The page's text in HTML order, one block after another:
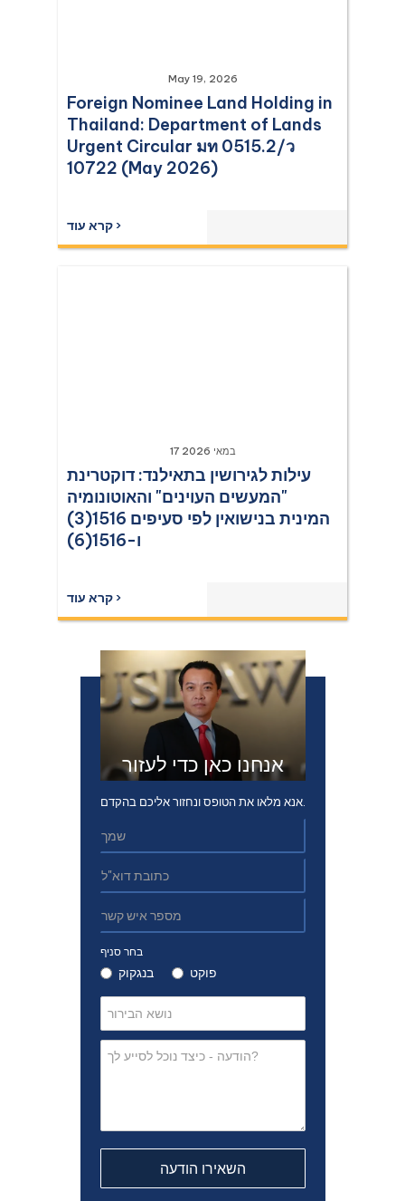
אנחנו כאן כדי לעזור
אנא מלאו את הטופס ונחזור אליכם בהקדם.
בחר סניף
בנגקוק פוקט
May 19, 2026
Foreign Nominee Land Holding in
Thailand: Department of Lands
Urgent Circular มท 0515.2/ว
10722 (May 2026)
קרא עוד ›
17 במאי 2026
עילות לגירושין בתאילנד: דוקטרינת
"המעשים העוינים" והאוטונומיה
המינית בנישואין לפי סעיפים 1516(3)
ו-1516(6)
קרא עוד ›